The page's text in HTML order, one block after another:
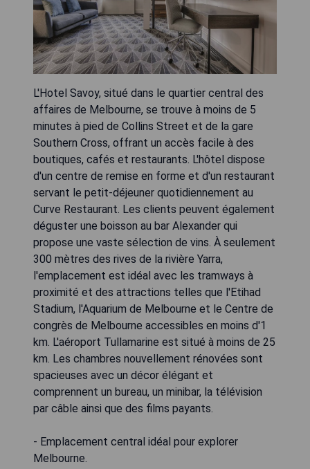
L'Hotel Savoy, situé dans le quartier central des
affaires de Melbourne, se trouve à moins de 5
minutes à pied de Collins Street et de la gare
Southern Cross, offrant un accès facile à des
boutiques, cafés et restaurants. L'hôtel dispose
d'un centre de remise en forme et d'un restaurant
servant le petit-déjeuner quotidiennement au
Curve Restaurant. Les clients peuvent également
déguster une boisson au bar Alexander qui
propose une vaste sélection de vins. À seulement
300 mètres des rives de la rivière Yarra,
l'emplacement est idéal avec les tramways à
proximité et des attractions telles que l'Etihad
Stadium, l'Aquarium de Melbourne et le Centre de
congrès de Melbourne accessibles en moins d'1
km. L'aéroport Tullamarine est situé à moins de 25
km. Les chambres nouvellement rénovées sont
spacieuses avec un décor élégant et
comprennent un bureau, un minibar, la télévision
par câble ainsi que des films payants.
- Emplacement central idéal pour explorer
Melbourne.